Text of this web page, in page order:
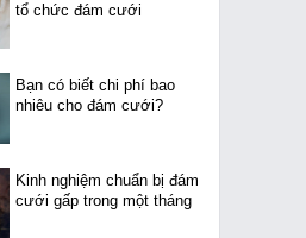
tổ chức đám cưới
Bạn có biết chi phí bao
nhiêu cho đám cưới?
Kinh nghiệm chuẩn bị đám
cưới gấp trong một tháng